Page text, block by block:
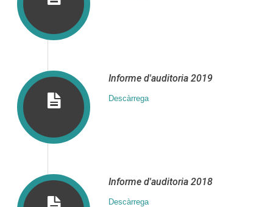
Informe d′auditoria 2019
Descàrrega
Informe d′auditoria 2018
Descàrrega